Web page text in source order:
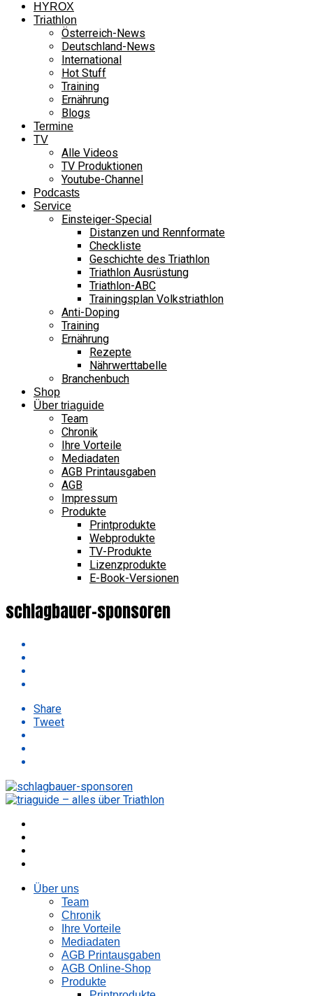
HYROX
Triathlon
Österreich-News
Deutschland-News
International
Hot Stuff
Training
Ernährung
Blogs
Termine
TV
Alle Videos
TV Produktionen
Youtube-Channel
Podcasts
Service
Einsteiger-Special
Distanzen und Rennformate
Checkliste
Geschichte des Triathlon
Triathlon Ausrüstung
Triathlon-ABC
Trainingsplan Volkstriathlon
Anti-Doping
Training
Ernährung
Rezepte
Nährwerttabelle
Branchenbuch
Shop
Über triaguide
Team
Chronik
Ihre Vorteile
Mediadaten
AGB Printausgaben
AGB
Impressum
Produkte
Printprodukte
Webprodukte
TV-Produkte
Lizenzprodukte
E-Book-Versionen
schlagbauer-sponsoren
Share
Tweet
Über uns
Team
Chronik
Ihre Vorteile
Mediadaten
AGB Printausgaben
AGB Online-Shop
Produkte